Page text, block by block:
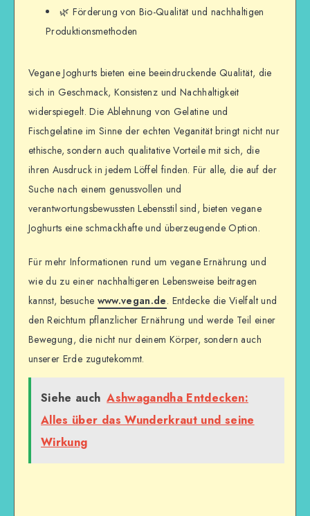
🌿 Förderung von Bio-Qualität und nachhaltigen
Produktionsmethoden
Vegane Joghurts bieten eine beeindruckende Qualität, die
sich in Geschmack, Konsistenz und Nachhaltigkeit
widerspiegelt. Die Ablehnung von Gelatine und
Fischgelatine im Sinne der echten Veganität bringt nicht nur
ethische, sondern auch qualitative Vorteile mit sich, die
ihren Ausdruck in jedem Löffel finden. Für alle, die auf der
Suche nach einem genussvollen und
verantwortungsbewussten Lebensstil sind, bieten vegane
Joghurts eine schmackhafte und überzeugende Option.
Für mehr Informationen rund um vegane Ernährung und
wie du zu einer nachhaltigeren Lebensweise beitragen
kannst, besuche www.vegan.de. Entdecke die Vielfalt und
den Reichtum pflanzlicher Ernährung und werde Teil einer
Bewegung, die nicht nur deinem Körper, sondern auch
unserer Erde zugutekommt.
Siehe auch Ashwagandha Entdecken:
Alles über das Wunderkraut und seine
Wirkung